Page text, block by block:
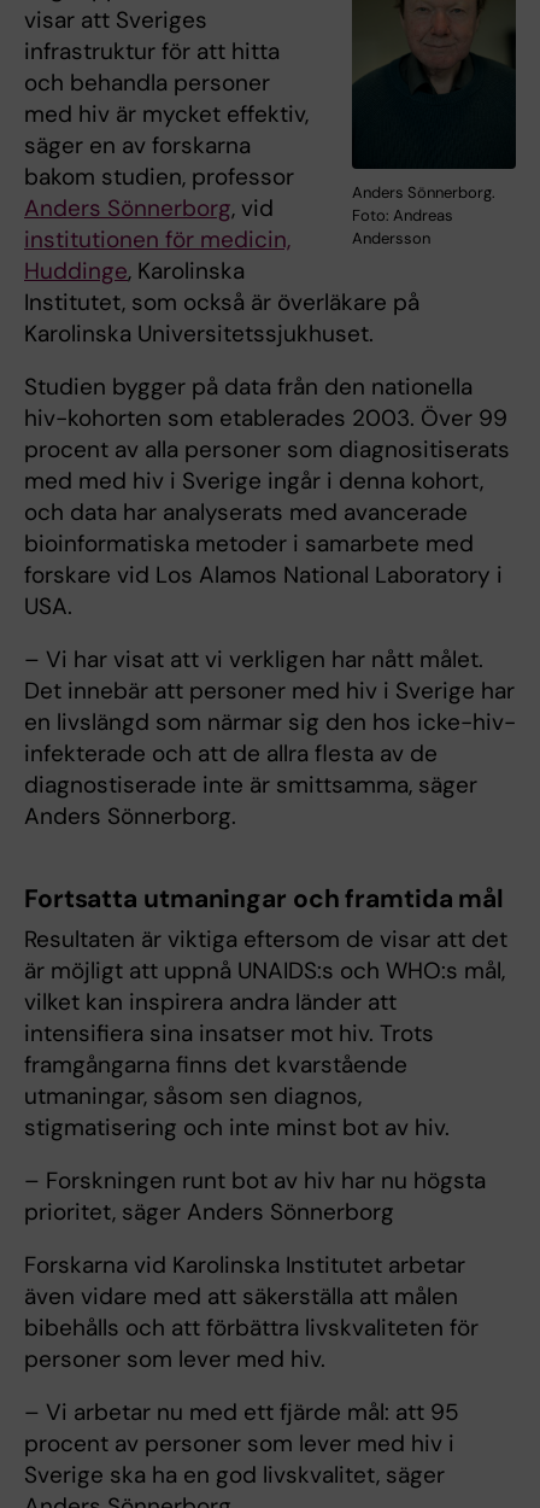
Anders Sönnerborg.
Foto: Andreas
Andersson
visar att Sveriges
infrastruktur för att hitta
och behandla personer
med hiv är mycket effektiv,
säger en av forskarna
bakom studien, professor
Anders Sönnerborg, vid
institutionen för medicin,
Huddinge, Karolinska
Institutet, som också är överläkare på
Karolinska Universitetssjukhuset.
Studien bygger på data från den nationella
hiv-kohorten som etablerades 2003. Över 99
procent av alla personer som diagnositiserats
med med hiv i Sverige ingår i denna kohort,
och data har analyserats med avancerade
bioinformatiska metoder i samarbete med
forskare vid Los Alamos National Laboratory i
USA.
– Vi har visat att vi verkligen har nått målet.
Det innebär att personer med hiv i Sverige har
en livslängd som närmar sig den hos icke-hiv-
infekterade och att de allra flesta av de
diagnostiserade inte är smittsamma, säger
Anders Sönnerborg.
Fortsatta utmaningar och framtida mål
Resultaten är viktiga eftersom de visar att det
är möjligt att uppnå UNAIDS:s och WHO:s mål,
vilket kan inspirera andra länder att
intensifiera sina insatser mot hiv. Trots
framgångarna finns det kvarstående
utmaningar, såsom sen diagnos,
stigmatisering och inte minst bot av hiv.
– Forskningen runt bot av hiv har nu högsta
prioritet, säger Anders Sönnerborg
Forskarna vid Karolinska Institutet arbetar
även vidare med att säkerställa att målen
bibehålls och att förbättra livskvaliteten för
personer som lever med hiv.
– Vi arbetar nu med ett fjärde mål: att 95
procent av personer som lever med hiv i
Sverige ska ha en god livskvalitet, säger